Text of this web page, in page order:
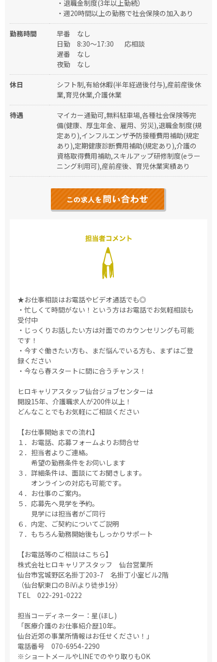
・退職金制度(3年以上勤続）
・週20時間以上の勤務で社会保険の加入あり
勤務時間 早番
なし
日勤
8:30～17:30
応相談
遅番
なし
夜勤
なし
休日
シフト制,有給休暇(半年経過後付与),産前産後休
業,育児休業,介護休業
待遇
マイカー通勤可,無料駐車場,各種社会保険等完
備(健康、厚生年金、雇用、労災),退職金制度(規
定あり),インフルエンザ予防接種費用補助(規定
あり),定期健康診断費用補助(規定あり),介護の
資格取得費用補助,スキルアップ研修制度(eラー
ニング利用可),産前産後、育児休業実績あり
★お仕事相談はお電話やビデオ通話でも◎
・忙しくて時間がない！という方はお電話でお気軽相談も
受付中
・じっくりお話したい方は対面でのカウンセリングも可能
です！
・今すぐ働きたい方も、まだ悩んでいる方も、まずはご登
録ください
・今なら春スタートに間に合うチャンス！
ヒロキャリアスタッフ仙台ジョブセンターは
開設15年、介護職求人が200件以上！
どんなことでもお気軽にご相談ください
【お仕事開始までの流れ】
１．お電話、応募フォームよりお問合せ
２．担当者よりご連絡。
希望の勤務条件をお伺いします
３．詳細条件は、面談にてお聞きします。
オンラインの対応も可能です。
４．お仕事のご案内。
５．応募先へ見学を予約。
見学には担当者がご同行
６．内定、ご契約についてご説明
７．もちろん勤務開始後もしっかりサポート
【お電話等のご相談はこちら】
株式会社ヒロキャリアスタッフ 仙台営業所
仙台市宮城野区名掛丁203-7 名掛丁小室ビル2階
（仙台駅東口のBiViより徒歩1分）
TEL 022-291-0222
担当コーディネーター：星(ほし)
「医療介護のお仕事紹介歴10年。
仙台近郊の事業所情報はお任せください！」
電話番号 070-6954-2290
※ショートメールやLINEでのやり取りもOK